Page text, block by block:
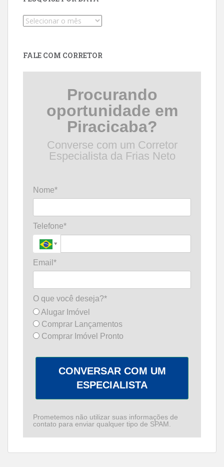
Pesquise
FALE COM CORRETOR
Procurando
oportunidade em
Piracicaba?
Converse com um Corretor
Especialista da Frias Neto
Nome*
Telefone*
Email*
O que você deseja?*
Alugar Imóvel
Comprar Lançamentos
Comprar Imóvel Pronto
CONVERSAR COM UM
ESPECIALISTA
Prometemos não utilizar suas informações de
contato para enviar qualquer tipo de SPAM.